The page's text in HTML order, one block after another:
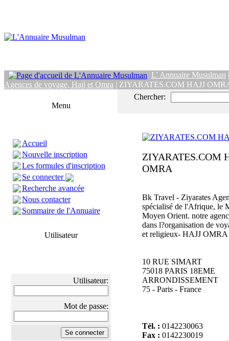
L' Annuaire Musulman
Agences de voyage, Hajj et Omra | ZIYARATES.COM HAJJ
Menu
Accueil
Nouvelle inscription
Les formules d'inscription
Se connecter
Recherche avancée
Nous contacter
Sommaire de l'Annuaire
Utilisateur
Utilisateur:
Mot de passe:
Chercher:
ZIYARATES.COM
OMRA
Bk Travel - Ziyarates
spécialisé de l'Afrique, le
Moyen Orient. notre
dans l?organisation de
et religieux- HAJJ OMRA
10 RUE SIMART
75018 PARIS 18EME
ARRONDISSEMENT
75 - Paris - France
Tél. : 0142230063
Fax : 0142230019